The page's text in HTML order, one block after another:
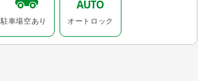
駐車場空あり オートロック